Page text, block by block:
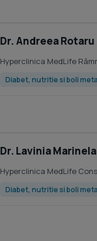
Dr. Andreea Rotaru
Hyperclinica MedLife
Diabet, nutritie si boli
Dr. Lavinia
Hyperclinica MedLife
Diabet, nutritie si boli